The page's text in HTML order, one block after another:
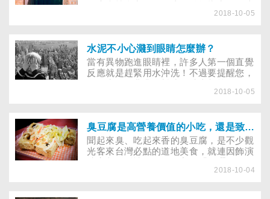
乾癬會帶來大量皮屑，因症狀與脂漏性皮
一萬名中、重度的乾癬患者，台北長庚醫
院皮膚科醫師黃毓惠表示，超過五成乾癬
患者首次發作病灶都出現在頭皮上。國外
研究顯示，頭皮乾癬的病灶「治療速度
慢」、「成效差」正是全球乾癬患者最困
2018-10-05
水泥不小心濺到眼睛怎麼辦？
當有異物跑進眼睛裡，許多人第一個直覺
反應就是趕緊用水沖洗！不過要提醒您，
時，除了要小心別弄到眼睛外，若是被水
成鹼性化學灼傷，嚴重的話還有可能引起
失明。
2018-10-05
臭豆腐是高營養價值的小吃，還是致癌物？
聞起來臭、吃起來香的臭豆腐，是不少觀
光客來台灣必點的道地美食，就連因飾演
紅的中國女星吳謹言也愛吃。但你知道
2018-10-04